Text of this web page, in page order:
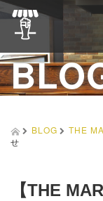
BLOG THE
せ
【THE